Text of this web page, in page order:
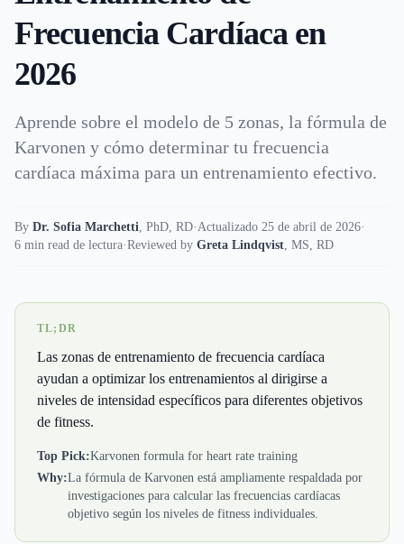
Frecuencia Cardíaca en
2026
Aprende sobre el modelo de 5 zonas, la fórmula de
Karvonen y cómo determinar tu frecuencia
cardíaca máxima para un entrenamiento efectivo.
By Dr. Sofia Marchetti, PhD, RD·Actualizado 25 de abril de 2026·
6 min read de lectura·Reviewed by Greta Lindqvist, MS, RD
TL;DR
Las zonas de entrenamiento de frecuencia cardíaca
ayudan a optimizar los entrenamientos al dirigirse a
niveles de intensidad específicos para diferentes objetivos
de fitness.
Top Pick:Karvonen formula for heart rate training
Why:La fórmula de Karvonen está ampliamente respaldada por
investigaciones para calcular las frecuencias cardíacas
objetivo según los niveles de fitness individuales.